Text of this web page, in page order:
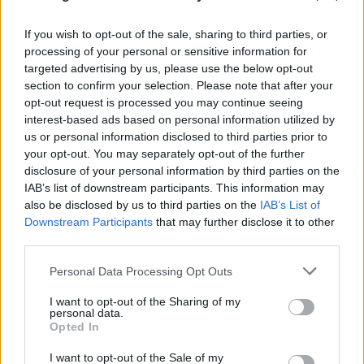
If you wish to opt-out of the sale, sharing to third parties, or
processing of your personal or sensitive information for
targeted advertising by us, please use the below opt-out
section to confirm your selection. Please note that after your
opt-out request is processed you may continue seeing
interest-based ads based on personal information utilized by
us or personal information disclosed to third parties prior to
your opt-out. You may separately opt-out of the further
disclosure of your personal information by third parties on the
IAB’s list of downstream participants. This information may
also be disclosed by us to third parties on the IAB’s List of
Downstream Participants that may further disclose it to other
Please note that this website/app uses one or more Google
not limited to your visit or usage behaviour. You may click to
grant or deny consent to Google and its third-party tags to
use your data for below specified purposes in below Google
consent section.
Personal Data Processing Opt Outs
I want to opt-out of the Sharing of my
personal data.
Opted In
I want to opt-out of the Sale of my
06.08.2026 ΜΑΡΊΑ ΚΑΤΡΙΝΆΚΗ